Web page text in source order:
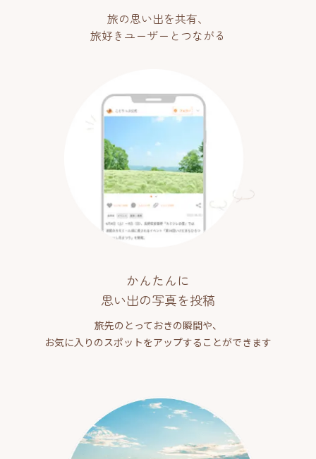
旅の思い出を共有、
旅好きユーザーとつながる
かんたんに
思い出の写真を投稿
旅先のとっておきの瞬間や、
お気に入りのスポットをアップすることができます